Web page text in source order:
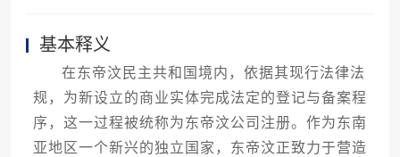
基本释义
在东帝汶民主共和国境内，依据其现行法律法
规，为新设立的商业实体完成法定的登记与备案程
序，这一过程被统称为东帝汶公司注册。作为东南
亚地区一个新兴的独立国家，东帝汶正致力于营造